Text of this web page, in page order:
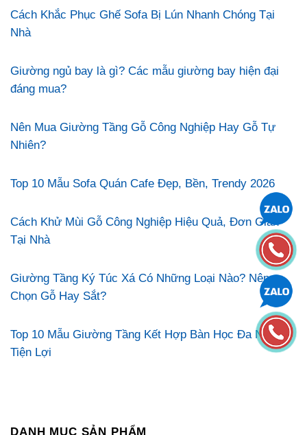
Cách Khắc Phục Ghế Sofa Bị Lún Nhanh Chóng Tại
Nhà
Giường ngủ bay là gì? Các mẫu giường bay hiện đại
đáng mua?
Nên Mua Giường Tầng Gỗ Công Nghiệp Hay Gỗ Tự
Nhiên?
Top 10 Mẫu Sofa Quán Cafe Đẹp, Bền, Trendy 2026
Cách Khử Mùi Gỗ Công Nghiệp Hiệu Quả, Đơn Giản
Tại Nhà
Giường Tầng Ký Túc Xá Có Những Loại Nào? Nên
Chọn Gỗ Hay Sắt?
Top 10 Mẫu Giường Tầng Kết Hợp Bàn Học Đa Năng,
Tiện Lợi
DANH MỤC SẢN PHẨM